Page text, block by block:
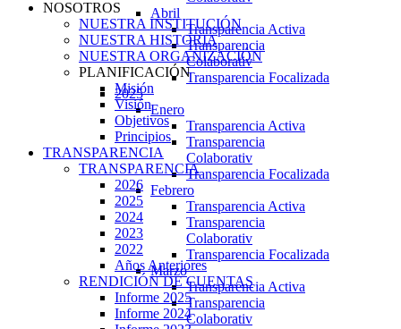
Abril
Transparencia Activa
Transparencia
Colaborativ
Transparencia Focalizada
2025
Enero
Transparencia Activa
Transparencia
Colaborativ
Transparencia Focalizada
Febrero
Transparencia Activa
Transparencia
Colaborativ
Transparencia Focalizada
Marzo
Transparencia Activa
Transparencia
Colaborativ
NOSOTROS
NUESTRA INSTITUCIÓN
NUESTRA HISTORIA
NUESTRA ORGANIZACIÓN
PLANIFICACIÓN
Misión
Visión
Objetivos
Principios
TRANSPARENCIA
TRANSPARENCIA
2026
2025
2024
2023
2022
Años Anteriores
RENDICIÓN DE CUENTAS
Informe 2025
Informe 2024